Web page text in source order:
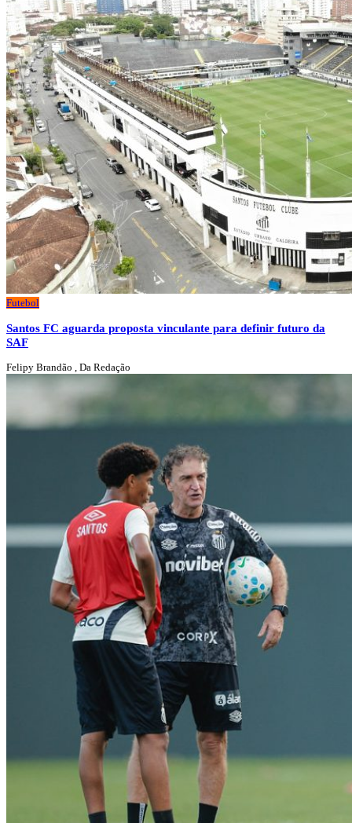
Futebol
Santos FC aguarda proposta vinculante para definir futuro da
SAF
Felipy Brandão , Da Redação